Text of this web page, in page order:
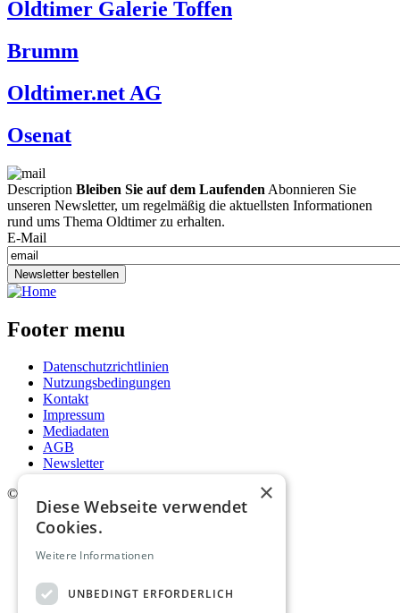
Oldtimer Galerie Toffen
Brumm
Oldtimer.net AG
Osenat
Description Bleiben Sie auf dem Laufenden Abonnieren Sie
unseren Newsletter, um regelmäßig die aktuellsten Informationen
rund ums Thema Oldtimer zu erhalten.
E-Mail
Newsletter bestellen
Footer menu
Datenschutzrichtlinien
Nutzungsbedingungen
Kontakt
Impressum
Mediadaten
AGB
Newsletter
©
×
Diese Webseite verwendet
Cookies.
Weitere Informationen
UNBEDINGT ERFORDERLICH